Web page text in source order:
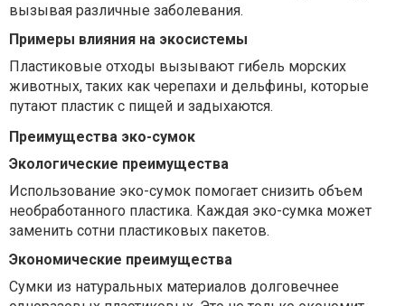
вызывая различные заболевания.
Примеры влияния на экосистемы
Пластиковые отходы вызывают гибель морских
животных, таких как черепахи и дельфины, которые
путают пластик с пищей и задыхаются.
Преимущества эко-сумок
Экологические преимущества
Использование эко-сумок помогает снизить объем
необработанного пластика. Каждая эко-сумка может
заменить сотни пластиковых пакетов.
Экономические преимущества
Сумки из натуральных материалов долговечнее